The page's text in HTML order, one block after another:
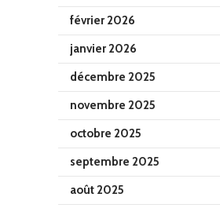
février 2026
janvier 2026
décembre 2025
novembre 2025
octobre 2025
septembre 2025
août 2025